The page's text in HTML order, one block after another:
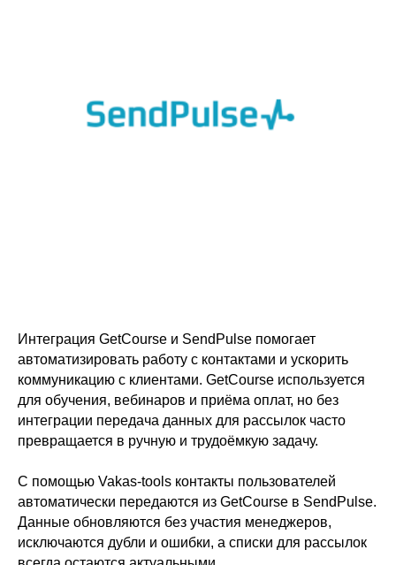
Интеграция GetCourse и SendPulse помогает
автоматизировать работу с контактами и ускорить
коммуникацию с клиентами. GetCourse используется
для обучения, вебинаров и приёма оплат, но без
интеграции передача данных для рассылок часто
превращается в ручную и трудоёмкую задачу.
С помощью Vakas-tools контакты пользователей
автоматически передаются из GetCourse в SendPulse.
Данные обновляются без участия менеджеров,
исключаются дубли и ошибки, а списки для рассылок